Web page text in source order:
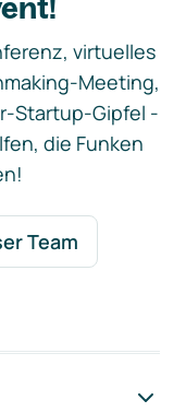
virtuelles
Meeting,
Startup-Gipfel -
die Funken
Team